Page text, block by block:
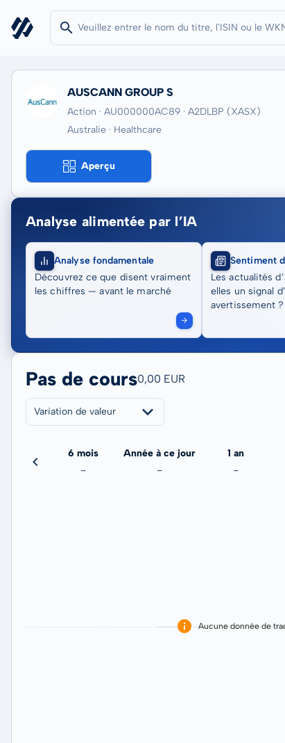
AUSCANN GROUP S
Action · AU000000AC89 · A2DLBP (XASX)
Australie · Healthcare
Aperçu
Analyse alimentée par l’IA
Analyse fondamentale
Découvrez ce que disent vraiment
les chiffres — avant le marché
Sentiment
Les actualités
elles un signal
avertissement ?
Pas de cours0,00 EUR
Variation de valeur
6 mois
-
Année à ce jour
-
1 an
-
Aucune donnée de